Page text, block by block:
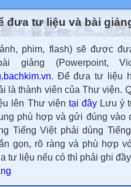
đưa tư liệu và bài
phim, flash) sẽ được
giảng (Powerpoint,
. Để đưa tư liệu
là thành viên của Thư viện.
lên Thư viện tại đâyLưu ý
phù hợp và gửi đúng vào
Tiếng Việt phải dùng
gọn, rõ ràng và phù hợp
tư liệu nếu có thì phải ghi